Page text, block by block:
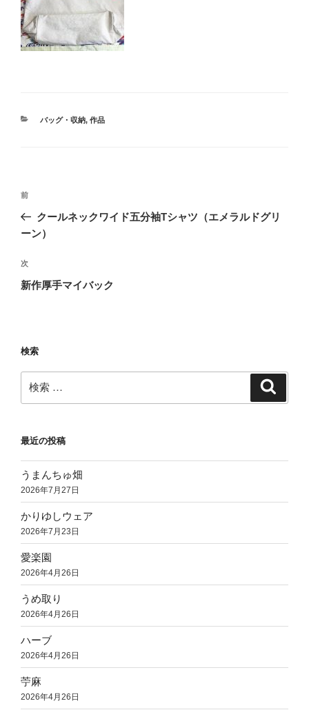
カ
バッグ・収納, 作品
投
ナ
ゲ
ー
ン
過
去
の
稿
前
クールネックワイド五分袖Tシャツ（エメラルドグリ
ーン）
次
の
次
新作厚手マイバック
検索
検
索:
最近の投稿
うまんちゅ畑
2026年7月27日
かりゆしウェア
2026年7月23日
愛楽園
2026年4月26日
うめ取り
2026年4月26日
ハーブ
2026年4月26日
苧麻
2026年4月26日